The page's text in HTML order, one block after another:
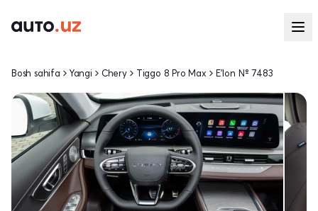
Bosh sahifa Yangi Chery Tiggo 8 Pro Max E'lon № 7483